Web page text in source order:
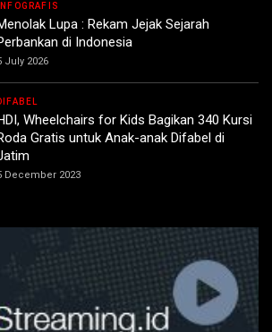
INFOGRAFIS
Lupa : Rekam Jejak Sejarah
di Indonesia
July 2026
Wheelchairs for Kids Bagikan 340 Kursi
Gratis untuk Anak-anak Difabel di
December 2023